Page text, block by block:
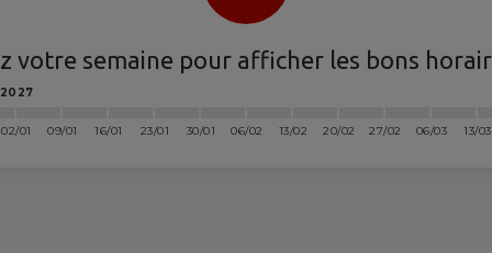
Sorties trappeurs
votre semaine pour afficher les bons
2027
02/01 09/01 16/01 23/01 30/01 06/02 13/02 20/02 27/02 06/03 13/03